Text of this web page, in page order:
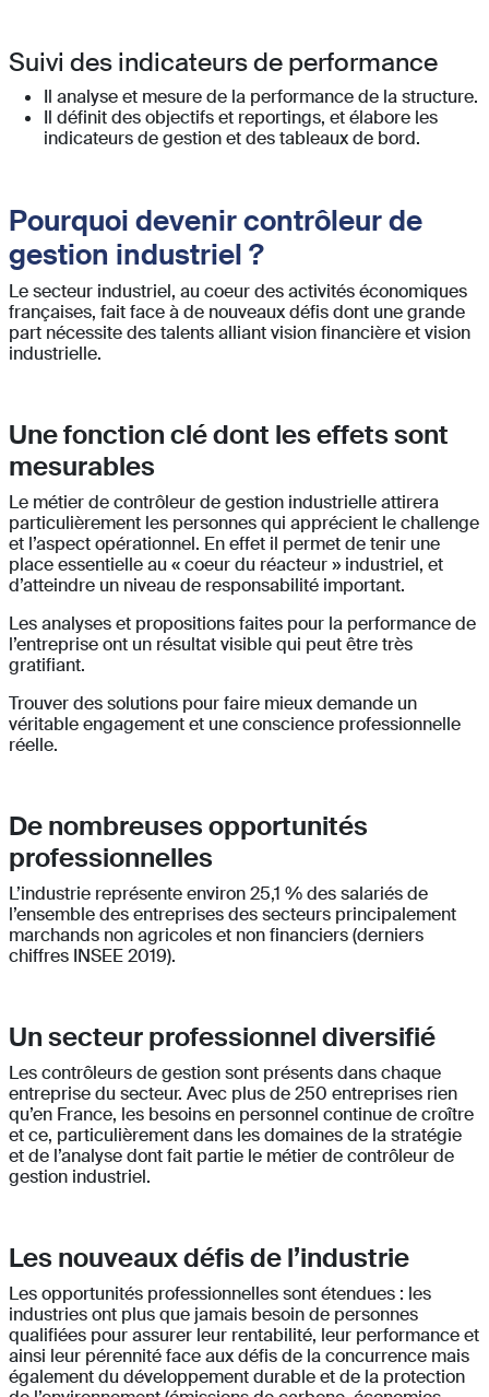
Suivi des indicateurs de performance
Il analyse et mesure de la performance de la structure.
Il définit des objectifs et reportings, et élabore les
indicateurs de gestion et des tableaux de bord.
Pourquoi devenir contrôleur de
gestion industriel ?
Le secteur industriel, au coeur des activités économiques
françaises, fait face à de nouveaux défis dont une grande
part nécessite des talents alliant vision financière et vision
industrielle.
Une fonction clé dont les effets sont
mesurables
Le métier de contrôleur de gestion industrielle attirera
particulièrement les personnes qui apprécient le challenge
et l’aspect opérationnel. En effet il permet de tenir une
place essentielle au « coeur du réacteur » industriel, et
d’atteindre un niveau de responsabilité important.
Les analyses et propositions faites pour la performance de
l’entreprise ont un résultat visible qui peut être très
gratifiant.
Trouver des solutions pour faire mieux demande un
véritable engagement et une conscience professionnelle
réelle.
De nombreuses opportunités
professionnelles
L’industrie représente environ 25,1 % des salariés de
l’ensemble des entreprises des secteurs principalement
marchands non agricoles et non financiers (derniers
chiffres INSEE 2019).
Un secteur professionnel diversifié
Les contrôleurs de gestion sont présents dans chaque
entreprise du secteur. Avec plus de 250 entreprises rien
qu’en France, les besoins en personnel continue de croître
et ce, particulièrement dans les domaines de la stratégie
et de l’analyse dont fait partie le métier de contrôleur de
gestion industriel.
Les nouveaux défis de l’industrie
Les opportunités professionnelles sont étendues : les
industries ont plus que jamais besoin de personnes
qualifiées pour assurer leur rentabilité, leur performance et
ainsi leur pérennité face aux défis de la concurrence mais
également du développement durable et de la protection